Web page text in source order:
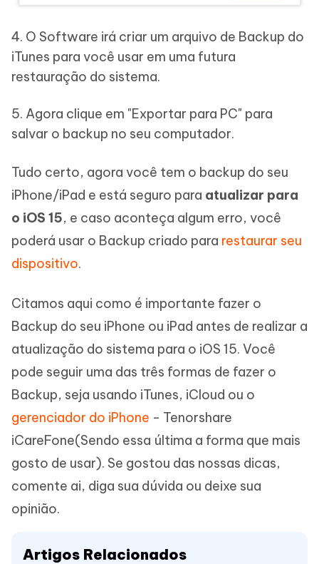
4. O Software irá criar um arquivo de Backup do
iTunes para você usar em uma futura
restauração do sistema.
5. Agora clique em "Exportar para PC" para
salvar o backup no seu computador.
Tudo certo, agora você tem o backup do seu
iPhone/iPad e está seguro para atualizar para
o iOS 15, e caso aconteça algum erro, você
poderá usar o Backup criado para restaurar seu
dispositivo.
Citamos aqui como é importante fazer o
Backup do seu iPhone ou iPad antes de realizar a
atualização do sistema para o iOS 15. Você
pode seguir uma das três formas de fazer o
Backup, seja usando iTunes, iCloud ou o
gerenciador do iPhone - Tenorshare
iCareFone(Sendo essa última a forma que mais
gosto de usar). Se gostou das nossas dicas,
comente ai, diga sua dúvida ou deixe sua
opinião.
Artigos Relacionados